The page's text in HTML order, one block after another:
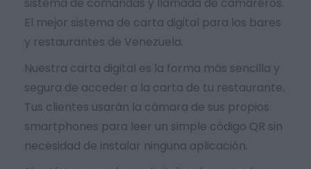
El mejor sistema de carta digital para los bares
y restaurantes de Venezuela.
Nuestra carta digital es la forma más sencilla y
segura de acceder a la carta de tu restaurante.
Tus clientes usarán la cámara de sus propios
smartphones para leer un simple código QR sin
necesidad de instalar ninguna aplicación.